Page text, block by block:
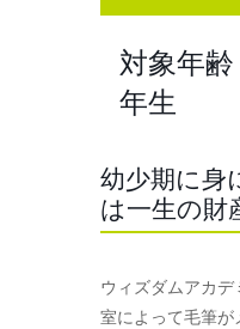
対象年
年生
幼少期に身
は一生の財
ウィズダムアカ
室によって毛筆